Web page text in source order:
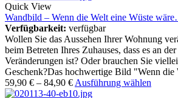
Quick View
Wandbild – Wenn die Welt eine Wüste
Verfügbarkeit: verfügbar
Wollen Sie das Aussehen Ihrer Wohnung
beim Betreten Ihres Zuhauses, dass es an
Veränderungen ist? Oder brauchen Sie
Geschenk?Das hochwertige Bild "Wenn die
59,90 € – 84,90 € Ausführung wählen